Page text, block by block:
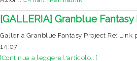
[GALLERIA] Granblue
Galleria Granblue Fantasy Project Re: Link
14:07
[Continua a leggere l'articolo...]